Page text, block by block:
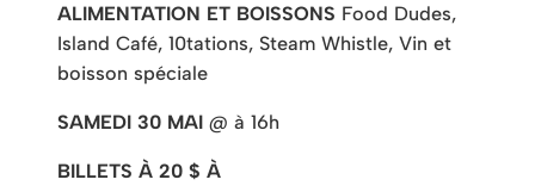
ALIMENTATION ET BOISSONS Food Dudes,
Island Café, 10tations, Steam Whistle, Vin et
boisson spéciale
SAMEDI 30 MAI @ à 16h
BILLETS À 20 $ À